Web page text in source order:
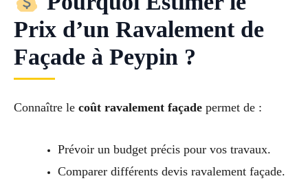
Prix d’un Ravalement de
Façade à Peypin ?
Connaître le coût ravalement façade permet de :
Prévoir un budget précis pour vos travaux.
Comparer différents devis ravalement façade.